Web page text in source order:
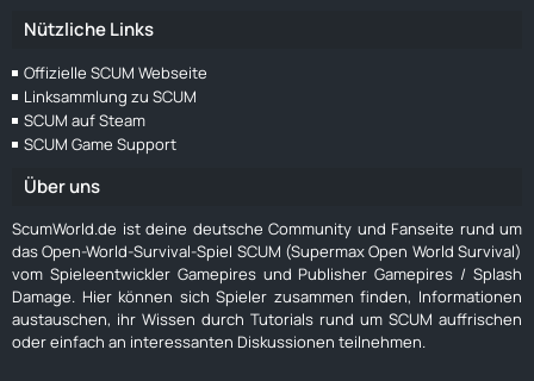
Nützliche Links
Offizielle SCUM Webseite
Linksammlung zu SCUM
SCUM auf Steam
SCUM Game Support
Über uns
ScumWorld.de ist deine deutsche Community und Fanseite rund um
das Open-World-Survival-Spiel SCUM (Supermax Open World Survival)
vom Spieleentwickler Gamepires und Publisher Gamepires / Splash
Damage. Hier können sich Spieler zusammen finden, Informationen
austauschen, ihr Wissen durch Tutorials rund um SCUM auffrischen
oder einfach an interessanten Diskussionen teilnehmen.